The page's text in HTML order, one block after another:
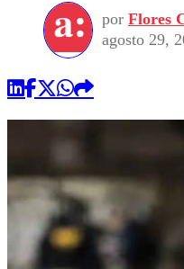
por Flores
agosto 29,